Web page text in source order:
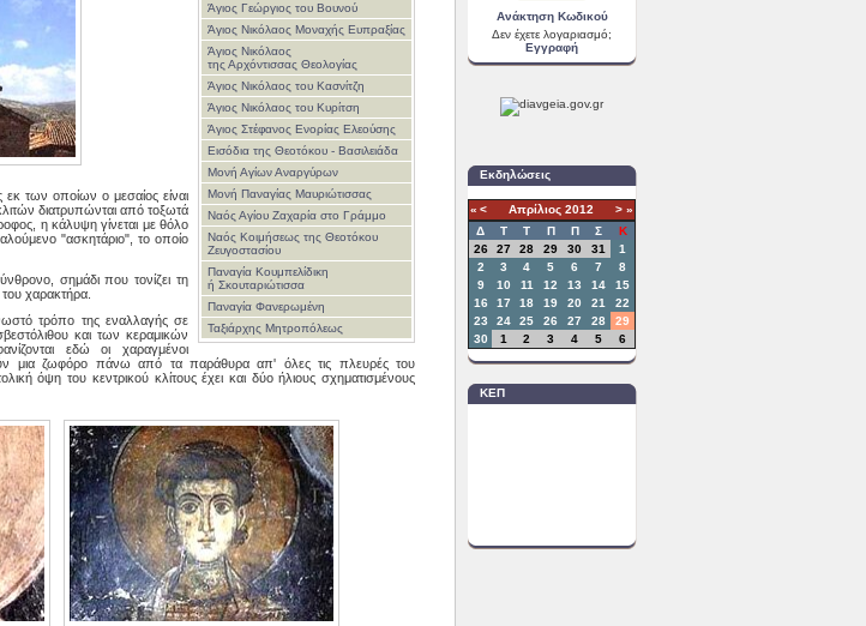
Άγιος Γεώργιος του Βουνού
Άγιος Νικόλαος Μοναχής Ευπραξίας
Άγιος Νικόλαος
της Αρχόντισσας Θεολογίας
Άγιος Νικόλαος του Κασνίτζη
Άγιος Νικόλαος του Κυρίτση
Άγιος Στέφανος Ενορίας Ελεούσης
Εισόδια της Θεοτόκου - Βασιλειάδα
Μονή Αγίων Αναργύρων
Μονή Παναγίας Μαυριώτισσας
Ναός Αγίου Ζαχαρία στο Γράμμο
Ναός Κοιμήσεως της Θεοτόκου
Ζευγοστασίου
Παναγία Κουμπελίδικη
ή Σκουταριώτισσα
Παναγία Φανερωμένη
Ταξιάρχης Μητροπόλεως
εκ των οποίων ο μεσαίος είναι
διατρυπώνται από τοξωτά
η κάλυψη γίνεται με θόλο
"ασκητάριο", το οποίο
σημάδι που τονίζει τη
χαρακτήρα.
τρόπο της εναλλαγής σε
και των κεραμικών
εδώ οι χαραγμένοι
μια ζωφόρο πάνω από τα παράθυρα απ' όλες τις πλευρές του
όψη του κεντρικού κλίτους έχει και δύο ήλιους σχηματισμένους
Ανάκτηση Κωδικού
Δεν έχετε λογαριασμό;
Εγγραφή
Εκδηλώσεις
« < Απρίλιος 2012 > »
Δ
T Τ Π Π Σ
Κ
26
27 28 29 30 31
1
2
3 4 5 6 7
8
9
10 11 12 13 14
15
16
17 18 19 20 21
22
23
24 25 26 27 28
29
30
1 2 3 4 5 6
ΚΕΠ